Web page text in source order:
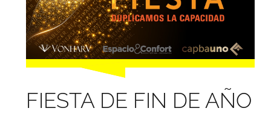
FIESTA DE FIN DE AÑO